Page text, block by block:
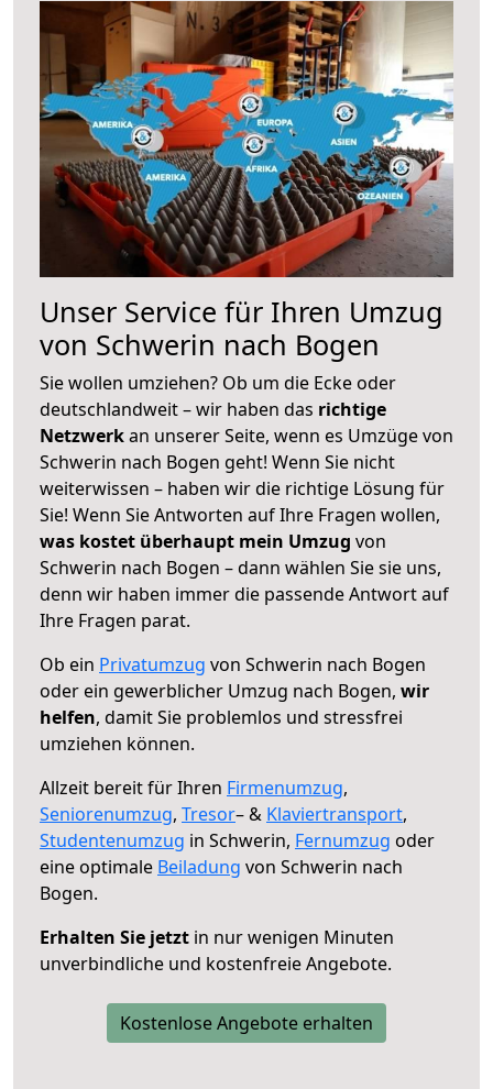
Unser Service für Ihren Umzug
von Schwerin nach Bogen
Sie wollen umziehen? Ob um die Ecke oder
deutschlandweit – wir haben das richtige
Netzwerkan unserer Seite, wenn es Umzüge von
Schwerin nach Bogen geht! Wenn Sie nicht
weiterwissen – haben wir die richtige Lösung für
Sie! Wenn Sie Antworten auf Ihre Fragen wollen,
was kostet überhaupt mein Umzug von
Schwerin nach Bogen – dann wählen Sie sie uns,
denn wir haben immer die passende Antwort auf
Ihre Fragen parat.
Ob ein Privatumzug von Schwerin nach Bogen
oder ein gewerblicher Umzug nach Bogen, wir
helfen, damit Sie problemlos und stressfrei
umziehen können.
Allzeit bereit für Ihren Firmenumzug,
Seniorenumzug, Tresor– & Klaviertransport,
Studentenumzug in Schwerin, Fernumzug oder
eine optimale Beiladung von Schwerin nach
Bogen.
Erhalten Sie jetzt in nur wenigen Minuten
unverbindliche und kostenfreie Angebote.
Kostenlose Angebote erhalten